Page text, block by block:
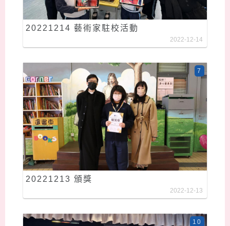
20221214 藝術家駐校活動
2022-12-14
20221213 頒獎
7
2022-12-13
10